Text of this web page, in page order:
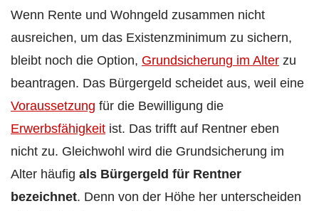
Wenn Rente und Wohngeld zusammen nicht
ausreichen, um das Existenzminimum zu sichern,
bleibt noch die Option, Grundsicherung im Alter zu
beantragen. Das Bürgergeld scheidet aus, weil eine
Voraussetzung für die Bewilligung die
Erwerbsfähigkeit ist. Das trifft auf Rentner eben
nicht zu. Gleichwohl wird die Grundsicherung im
Alter häufig als Bürgergeld für Rentner
bezeichnet. Denn von der Höhe her unterscheiden